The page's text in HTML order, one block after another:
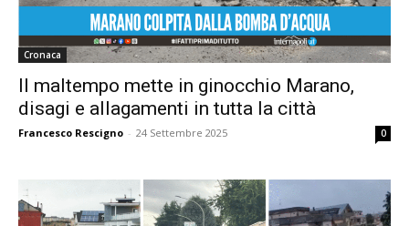
Cronaca
Il maltempo mette in ginocchio Marano,
disagi e allagamenti in tutta la città
Francesco Rescigno - 24 Settembre 2025 0